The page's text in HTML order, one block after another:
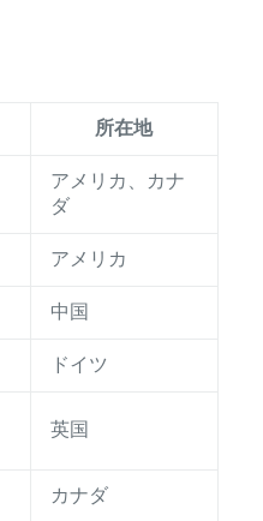
所在地
アメリカ、カナ
ダ
アメリカ
中国
ドイツ
英国
カナダ